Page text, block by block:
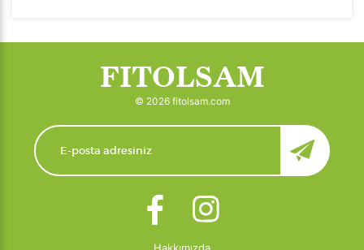
FITOLSAM
© 2026 fitolsam.com